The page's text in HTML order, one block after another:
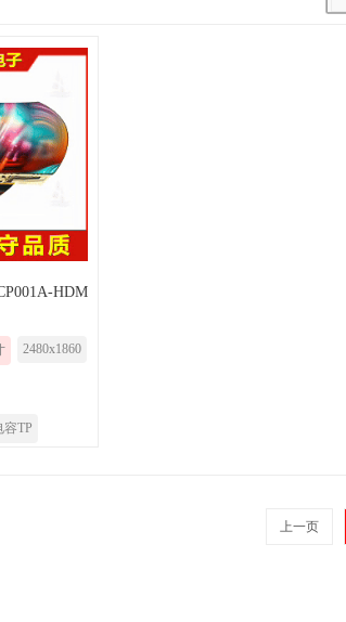
HDM
2480x1860
容TP
上一页